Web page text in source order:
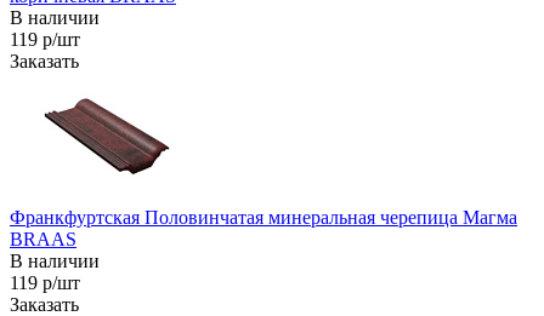
В наличии
119 р/шт
Заказать
Франкфуртская Половинчатая минеральная черепица Магма
BRAAS
В наличии
119 р/шт
Заказать